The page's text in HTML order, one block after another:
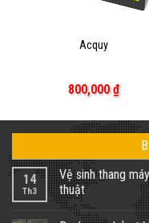
Acquy
800,000₫
14
Th3
Vệ sinh thang
thuật
Không